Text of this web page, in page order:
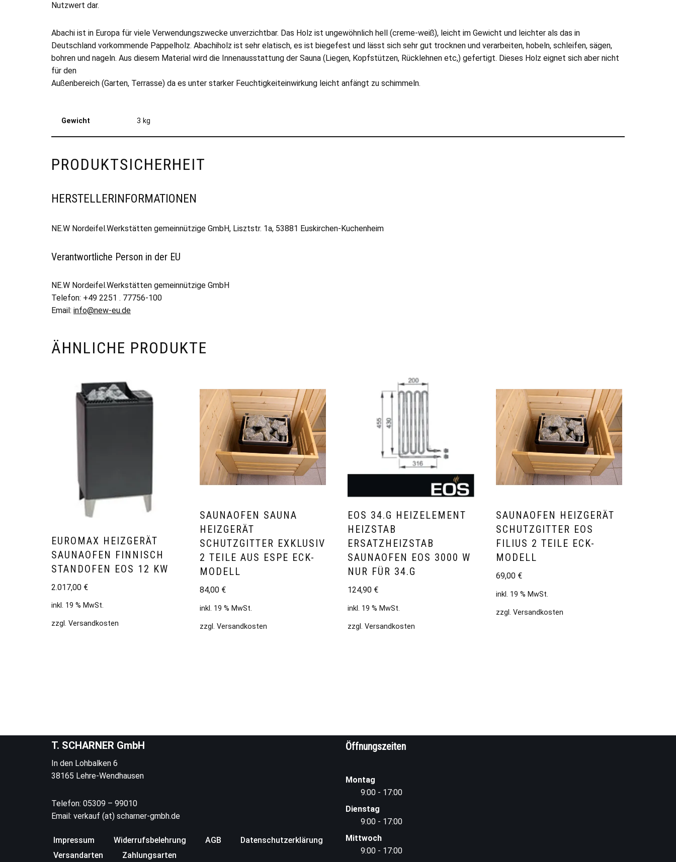
Nutzwert dar.
Abachi ist in Europa für viele Verwendungszwecke unverzichtbar. Das Holz ist ungewöhnlich hell (creme-weiß), leicht im Gewicht und leichter als das in
Deutschland vorkommende Pappelholz. Abachiholz ist sehr elatisch, es ist biegefest und lässt sich sehr gut trocknen und verarbeiten, hobeln, schleifen, sägen,
bohren und nageln. Aus diesem Material wird die Innenausstattung der Sauna (Liegen, Kopfstützen, Rücklehnen etc,) gefertigt. Dieses Holz eignet sich aber nicht
für den
Außenbereich (Garten, Terrasse) da es unter starker Feuchtigkeiteinwirkung leicht anfängt zu schimmeln.
Gewicht 3 kg
PRODUKTSICHERHEIT
HERSTELLERINFORMATIONEN
NE.W Nordeifel.Werkstätten gemeinnützige GmbH, Lisztstr. 1a, 53881 Euskirchen-Kuchenheim
Verantwortliche Person in der EU
NE.W Nordeifel.Werkstätten gemeinnützige GmbH
Telefon: +49 2251 . 77756-100
Email: info@new-eu.de
ÄHNLICHE PRODUKTE
EUROMAX HEIZGERÄT
SAUNAOFEN FINNISCH
STANDOFEN EOS 12 KW
2.017,00 €
inkl. 19 % MwSt.
zzgl. Versandkosten
SAUNAOFEN SAUNA
HEIZGERÄT
SCHUTZGITTER EXKLUSIV
2 TEILE AUS ESPE ECK-
MODELL
84,00 €
inkl. 19 % MwSt.
zzgl. Versandkosten
EOS 34.G HEIZELEMENT
HEIZSTAB
ERSATZHEIZSTAB
SAUNAOFEN EOS 3000 W
NUR FÜR 34.G
124,90 €
inkl. 19 % MwSt.
zzgl.Versandkosten
SAUNAOFEN HEIZGERÄT
SCHUTZGITTER EOS
FILIUS 2 TEILE ECK-
MODELL
69,00 €
inkl. 19 % MwSt.
zzgl.Versandkosten
T. SCHARNER GmbH
In den Lohbalken 6
38165 Lehre-Wendhausen
Telefon: 05309 – 99010
Email: verkauf (at) scharner-gmbh.de
Impressum Widerrufsbelehrung AGB
Datenschutzerklärung
Versandarten
Zahlungsarten
Öffnungszeiten
Montag
9:00 - 17:00
Dienstag
9:00 - 17:00
Mittwoch
9:00 - 17:00